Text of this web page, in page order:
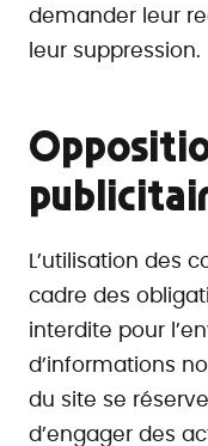
demander leur
leur suppression.
L’utilisation des
cadre des
interdite pour
d’informations
du site se
d’engager des